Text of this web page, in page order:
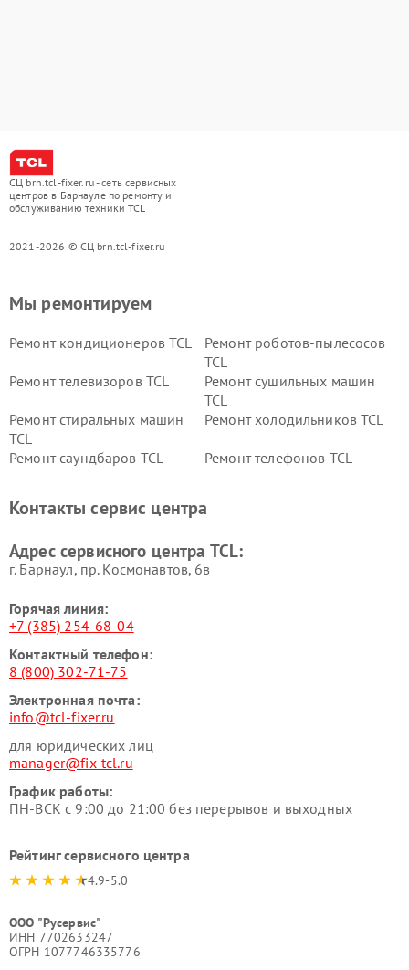
СЦ brn.tcl-fixer.ru - сеть сервисных
центров в Барнауле по ремонту и
обслуживанию техники TCL
2021-2026 © СЦ brn.tcl-fixer.ru
Мы ремонтируем
Ремонт кондиционеров TCL
Ремонт роботов-пылесосов
TCL
Ремонт телевизоров TCL
Ремонт сушильных машин
TCL
Ремонт стиральных машин
TCL
Ремонт холодильников TCL
Ремонт саундбаров TCL Ремонт телефонов TCL
Контакты сервис центра
Адрес сервисного центра TCL:
г. Барнаул, ​пр. Космонавтов, 6в
Горячая линия:
+7 (385) 254-68-04
Контактный телефон:
8 (800) 302-71-75
Электронная почта:
info@tcl-fixer.ru
для юридических лиц
manager@fix-tcl.ru
График работы:
ПН-ВСК с 9:00 до 21:00 без перерывов и выходных
Рейтинг сервисного центра
4.9-5.0
ООО "Русервис"
ИНН 7702633247
ОГРН 1077746335776